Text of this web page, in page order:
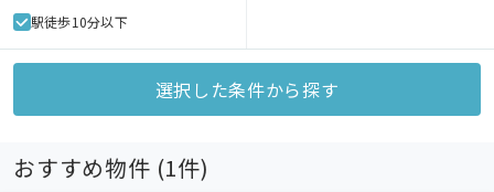
駅徒歩10分以下
選択した条件から探す
おすすめ物件 (1件)